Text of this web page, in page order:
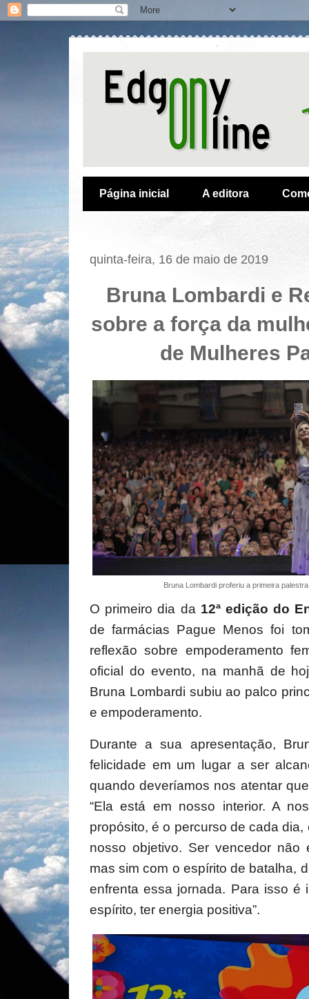
Página inicial A editora
quinta-feira, 16 de maio de 2019
Bruna Lombardi e
sobre a força da
de Mulheres
Bruna Lombardi proferiu a primeira
O primeiro dia da 12ª edição do
de farmácias Pague Menos foi
reflexão sobre empoderamento
oficial do evento, na manhã de
Bruna Lombardi subiu ao palco
e empoderamento.
Durante a sua apresentação,
felicidade em um lugar a ser
quando deveríamos nos atentar
“Ela está em nosso interior. A
propósito, é o percurso de cada
nosso objetivo. Ser vencedor
mas sim com o espírito de batalha,
enfrenta essa jornada. Para isso é
espírito, ter energia positiva”.